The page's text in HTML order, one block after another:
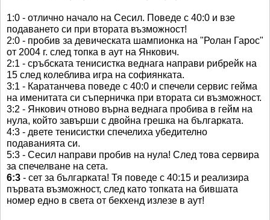
1:0 - отлично начало на Сесил. Поведе с 40:0 и взе
подаването си при втората възможност!
2:0 - пробив за девическата шампионка на "Ролан Гарос"
от 2004 г. след топка в аут на Янкович.
2:1 - сръбската тенисистка веднага направи рибрейк на
15 след колеблива игра на софиянката.
3:1 - Каратанчева поведе с 40:0 и спечели сервис гейма
на именитата си съперничка при втората си възможност.
3:2 - Янкович отново върна веднага пробива в гейм на
нула, който завърши с двойна грешка на българката.
4:3 - двете тенисистки спечелиха убедително
подаванията си.
5:3 - Сесил направи пробив на нула! След това сервира
за спечелване на сета.
6:3 - сет за българката! Тя поведе с 40:15 и реализира
първата възможност, след като топката на бившата
номер едно в света от бекхенд излезе в аут!